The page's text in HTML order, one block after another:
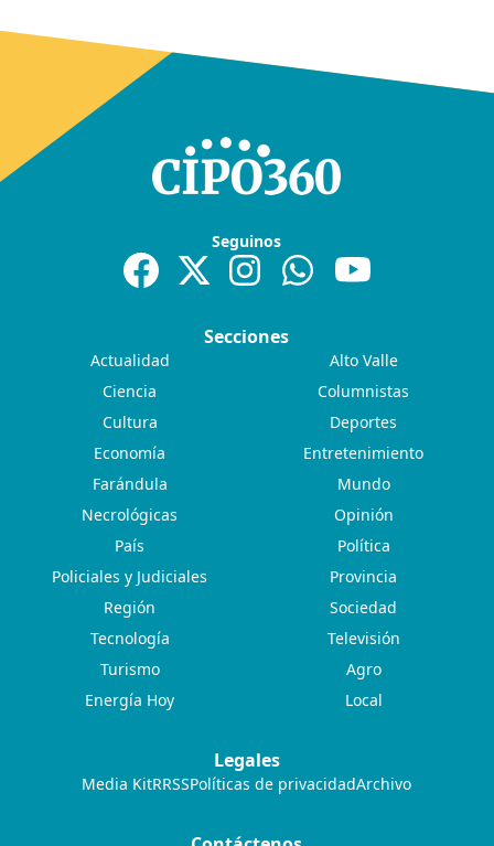
Seguinos
Secciones
Actualidad
Alto Valle
Ciencia
Columnistas
Cultura
Deportes
Economía
Entretenimiento
Farándula
Mundo
Necrológicas
Opinión
País
Política
Policiales y Judiciales
Provincia
Región
Sociedad
Tecnología
Televisión
Turismo
Agro
Energía Hoy
Local
Legales
Media KitRRSSPolíticas de privacidadArchivo